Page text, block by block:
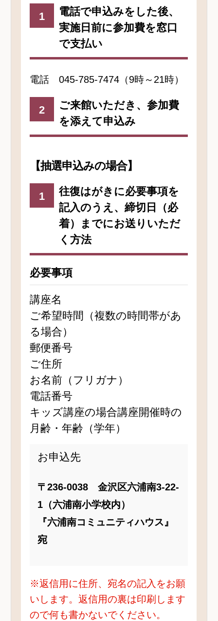
1
電話で申込みをした後、
実施日前に参加費を窓口
で支払い
電話 045-785-7474（9時～21時）
2
ご来館いただき、参加費
を添えて申込み
【抽選申込みの場合】
1
往復はがきに必要事項を
記入のうえ、締切日（必
着）までにお送りいただ
く方法
必要事項
講座名
ご希望時間（複数の時間帯があ
る場合）
郵便番号
ご住所
お名前（フリガナ）
電話番号
キッズ講座の場合講座開催時の
月齢・年齢（学年）
お申込先
〒236-0038 金沢区六浦南3-22-
1（六浦南小学校内）
『六浦南コミュニティハウス』
宛
※返信用に住所、宛名の記入をお願
いします。返信用の裏は印刷します
ので何も書かないでください。